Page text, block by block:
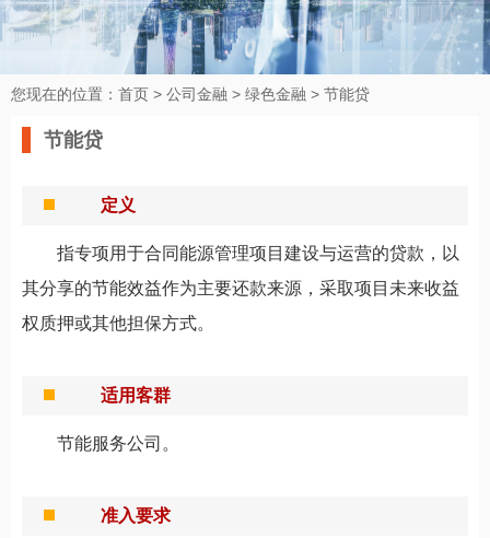
您现在的位置： 首页 > 公司金融 > 绿色金融 > 节能贷
节能贷
定义
指专项用于合同能源管理项目建设与运营的贷款，以
其分享的节能效益作为主要还款来源，采取项目未来收益
权质押或其他担保方式。
适用客群
节能服务公司。
准入要求